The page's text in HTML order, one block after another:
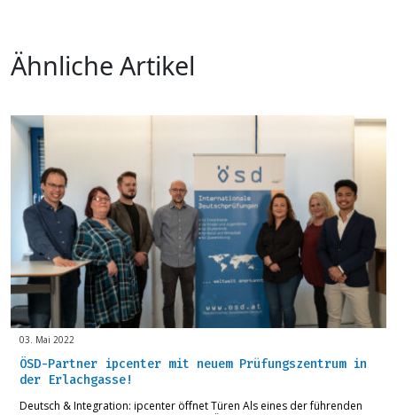
Ähnliche Artikel
03. Mai 2022
ÖSD-Partner ipcenter mit neuem Prüfungszentrum in
der Erlachgasse!
Deutsch & Integration: ipcenter öffnet Türen Als eines der führenden